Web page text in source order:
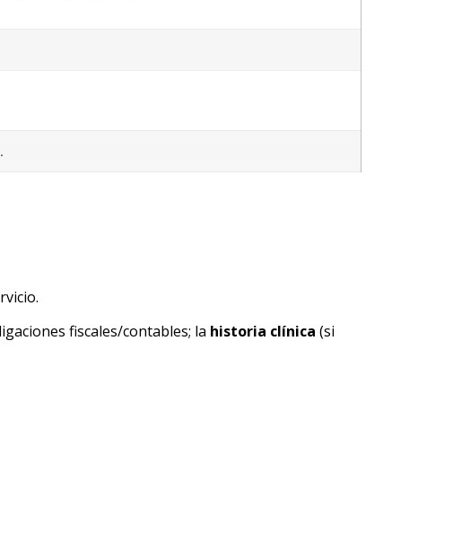
fiscales/contables; la historia clínica (si